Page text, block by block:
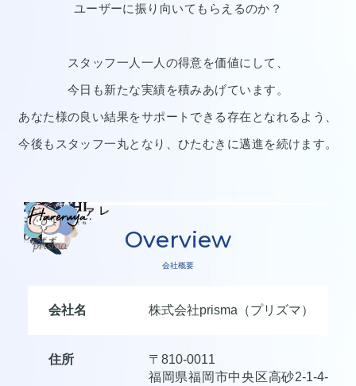
ユーザーに振り向いてもらえるのか？
スタッフ一人一人の得意を価値にして、
今日も新たな実績を積みあげています。
あなた様の良い結果をサポートできる存在となれるよう、
今後もスタッフ一丸となり、ひたむきに邁進を続けます。
Overview
会社概要
会社名 株式会社prisma（プリズマ）
住所
〒810-0011
福岡県福岡市中央区高砂2-1-4-